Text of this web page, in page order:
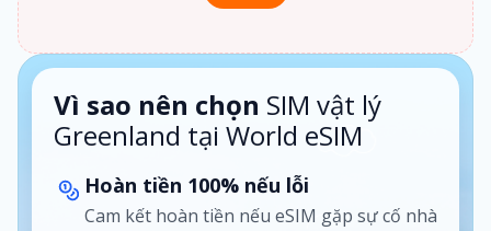
Vì sao nên chọn SIM vật lý
Greenland tại World eSIM
Hoàn tiền 100% nếu lỗi
Cam kết hoàn tiền nếu eSIM gặp sự cố nhà